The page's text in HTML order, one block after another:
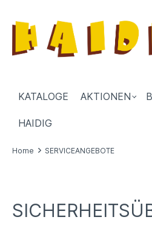
KATALOGE AKTIONEN
HAIDIG
Home SERVICEANGEBOTE